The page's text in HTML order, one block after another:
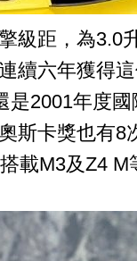
級距，為3.0
續六年獲得
是2001年度
斯卡獎也有8
載M3及Z4 M